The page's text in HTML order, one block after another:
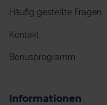
Häufig gestellte Fragen
Kontakt
Bonusprogramm
Informationen